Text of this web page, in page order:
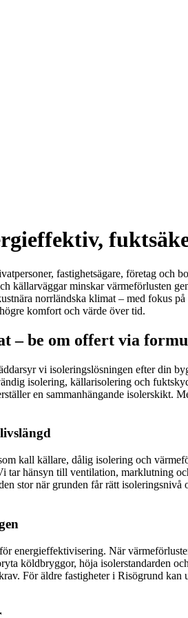
fastighetsägare, företag och
källarväggar minskar värmeförlusten
norrländska klimat – med fokus
komfort och värde över tid.
– be om offert via
vi isoleringslösningen efter din
isolering, källarisolering och
en sammanhängande isolerskikt.
kall källare, dålig isolering och
hänsyn till ventilation, marklutning
stor när grunden får rätt
energieffektivisering. När
köldbryggor, höja isolerstandarden
För äldre fastigheter i Risögrund